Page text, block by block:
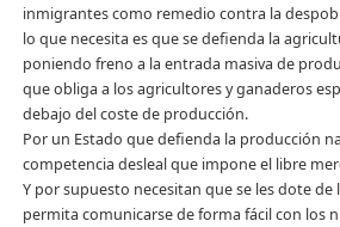
inmigrantes como remedio contra la
lo que necesita es que se defienda la
poniendo freno a la entrada masiva de
que obliga a los agricultores y ganaderos
debajo del coste de producción.
Por un Estado que defienda la producción
competencia desleal que impone el libre
Y por supuesto necesitan que se les dote de
permita comunicarse de forma fácil con los